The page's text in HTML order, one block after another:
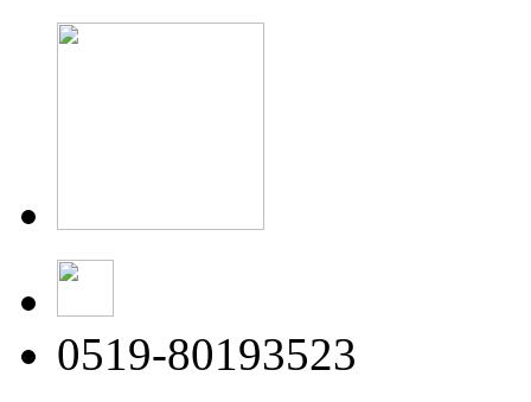
0519-80193523